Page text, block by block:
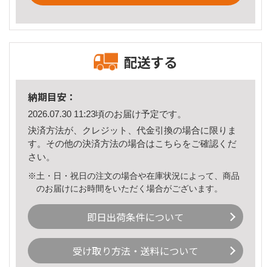
配送する
納期目安：
2026.07.30 11:23頃のお届け予定です。
決済方法が、クレジット、代金引換の場合に限りま
す。その他の決済方法の場合はこちら をご確認くだ
さい。
※土・日・祝日の注文の場合や在庫状況によって、商品
のお届けにお時間をいただく場合がございます。
即日出荷条件について
受け取り方法・送料について